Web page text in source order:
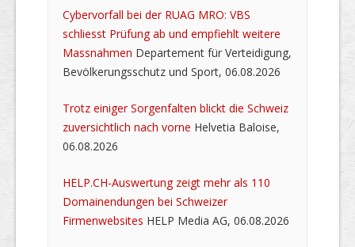
Cybervorfall bei der RUAG MRO: VBS
schliesst Prüfung ab und empfiehlt weitere
Massnahmen Departement für Verteidigung,
Bevölkerungsschutz und Sport, 06.08.2026
Trotz einiger Sorgenfalten blickt die Schweiz
zuversichtlich nach vorne Helvetia Baloise,
06.08.2026
HELP.CH-Auswertung zeigt mehr als 110
Domainendungen bei Schweizer
Firmenwebsites HELP Media AG, 06.08.2026